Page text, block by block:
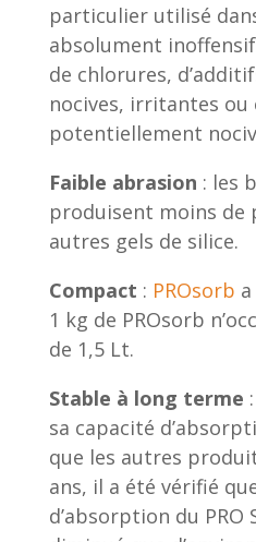
particulier utilisé
absolument
de chlorures,
nocives, irritantes ou
potentiellement
Faible abrasion : les
produisent moins de
autres gels de silice.
Compact : PROsorb
1 kg de PROsorb
de 1,5 Lt.
Stable à long terme :
sa capacité
que les autres
ans, il a été vérifié
d’absorption du PRO